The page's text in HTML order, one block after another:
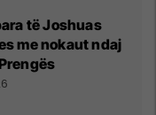
të Joshuas
me nokaut ndaj